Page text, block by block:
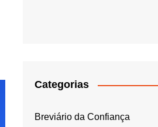
Categorias
Breviário da Confiança